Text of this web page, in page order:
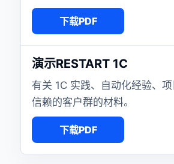
下载PDF
演示RESTART 1C
有关 1C 实践、自动化经验、
信赖的客户群的材料。
下载PDF